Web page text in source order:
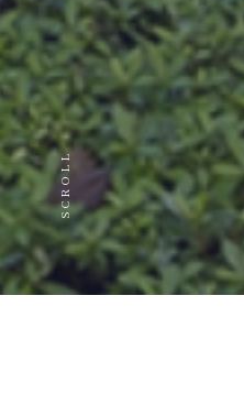
S
C
R
O
L
L